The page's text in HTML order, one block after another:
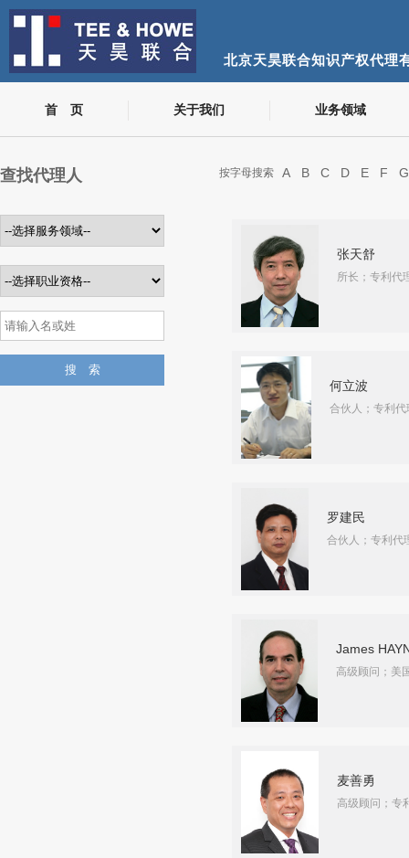
北京天昊联合知识产权代理
首 页 关于我们 业务领域
查找代理人 按字母搜索 A B C D E F G
张天舒
所长；专利代
何立波
合伙人；专利
罗建民
合伙人；专利代
James
高级顾问；美
麦善勇
高级顾问；专